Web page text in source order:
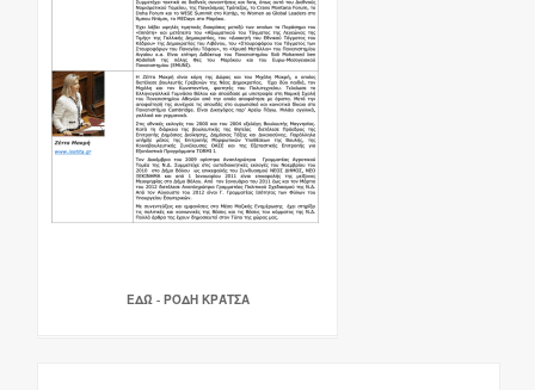
ΕΔΏ - ΡΌΔΗ ΚΡΆΤΣΑ